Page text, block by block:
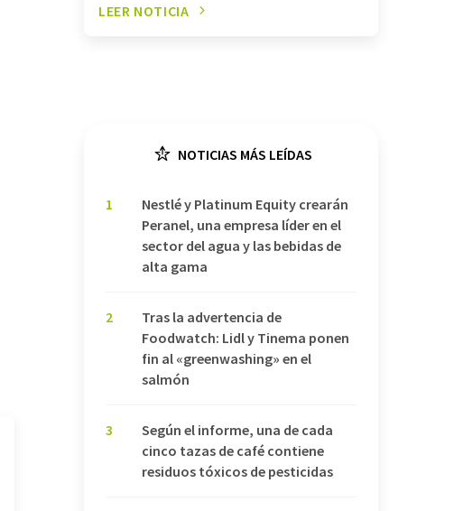
LEER NOTICIA
NOTICIAS MÁS LEÍDAS
1
Nestlé y Platinum Equity crearán
Peranel, una empresa líder en el
sector del agua y las bebidas de
alta gama
2
Tras la advertencia de
Foodwatch: Lidl y Tinema ponen
fin al «greenwashing» en el
salmón
3
Según el informe, una de cada
cinco tazas de café contiene
residuos tóxicos de pesticidas